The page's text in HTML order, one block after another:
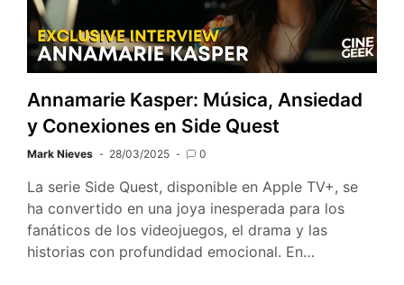
Annamarie Kasper: Música, Ansiedad
y Conexiones en Side Quest
Mark Nieves 28/03/2025 0
La serie Side Quest, disponible en Apple TV+, se
ha convertido en una joya inesperada para los
fanáticos de los videojuegos, el drama y las
historias con profundidad emocional. En…